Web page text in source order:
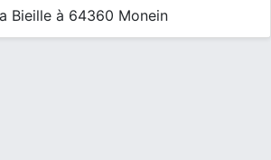
Bieille à 64360 Monein